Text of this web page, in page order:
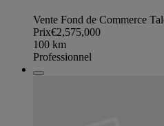
Vente Fond de Commerce
Prix€2,575,000
100 km
Professionnel